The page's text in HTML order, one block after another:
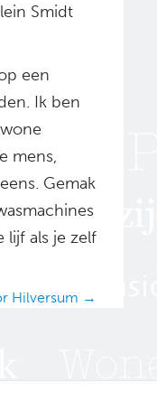
Smidt
een
Ik ben
mens,
Gemak
lijf als je zelf
Hilversum →